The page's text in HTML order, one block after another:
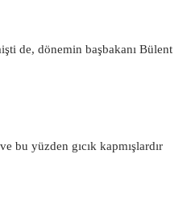
de, dönemin başbakanı Bülent
bu yüzden gıcık kapmışlardır